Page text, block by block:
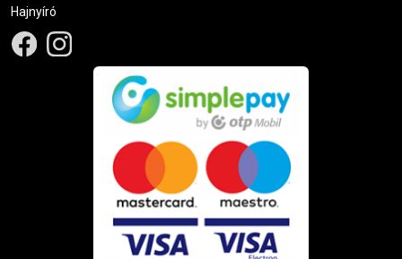
Hajnyíró